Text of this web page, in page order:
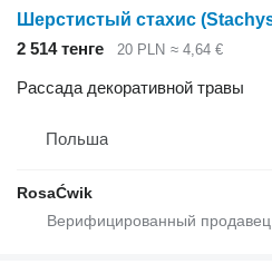
Шерстистый стахис
2 514 тенге
20 PLN ≈ 4,64 €
Рассада декоративной травы
Польша
RosaĆwik